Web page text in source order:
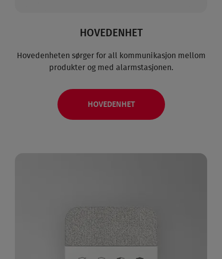
HOVED­ENHET
Hoved­enheten sørger for all kommunikasjon mellom
produkter og med alarm­stasjonen.
HOVEDENHET